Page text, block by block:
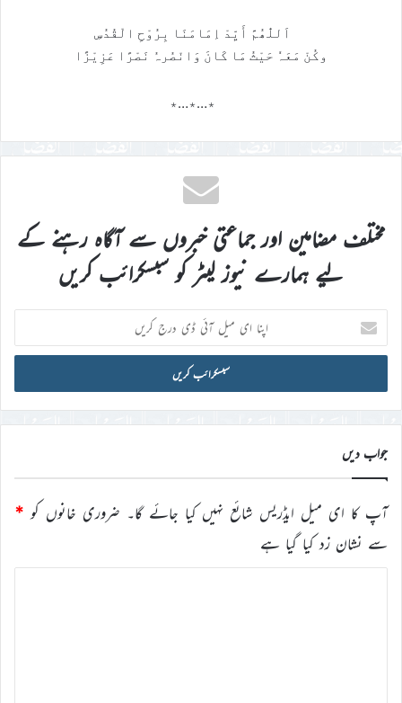
اَللّٰھُمَّ أَیِّدْ اِمَامَنَا بِرُوْحِ الْقُدُسِ
وکُنْ مَعَہٗ حَیْثُ مَا کَانَ وَانْصُرہُ نَصْرًا عَزِیْزًا
٭…٭…٭
مختلف مضامین اور جماعتی خبروں سے آگاہ رہنے کے
لیے ہمارے نیوز لیٹر کو سبسکرائب کریں
اپنا
ای
میل
ڈی
درج
کریں
جواب دیں
آپ کا ای میل ایڈریس شائع نہیں کیا جائے گا۔ ضروری خانوں کو *
سے نشان زد کیا گیا ہے